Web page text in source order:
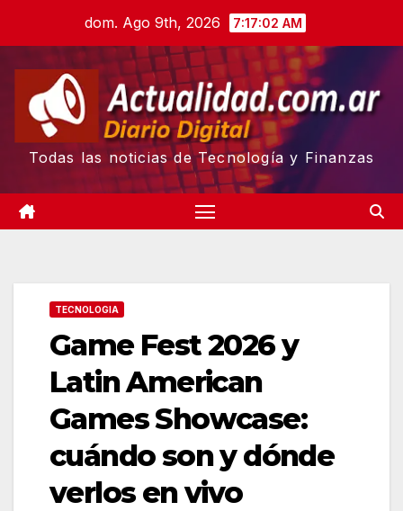
content
dom. Ago 9th, 2026 7:17:03 AM
Todas las noticias de Tecnología y Finanzas
TECNOLOGIA
Game Fest 2026 y
Latin American
Games Showcase:
cuándo son y dónde
verlos en vivo